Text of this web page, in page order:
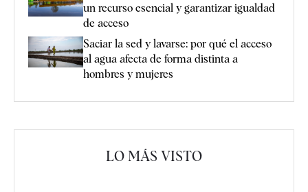
un recurso esencial y garantizar igualdad
de acceso
Saciar la sed y lavarse: por qué el acceso
al agua afecta de forma distinta a
hombres y mujeres
LO MÁS VISTO